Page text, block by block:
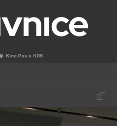
Kino Pus v KDK